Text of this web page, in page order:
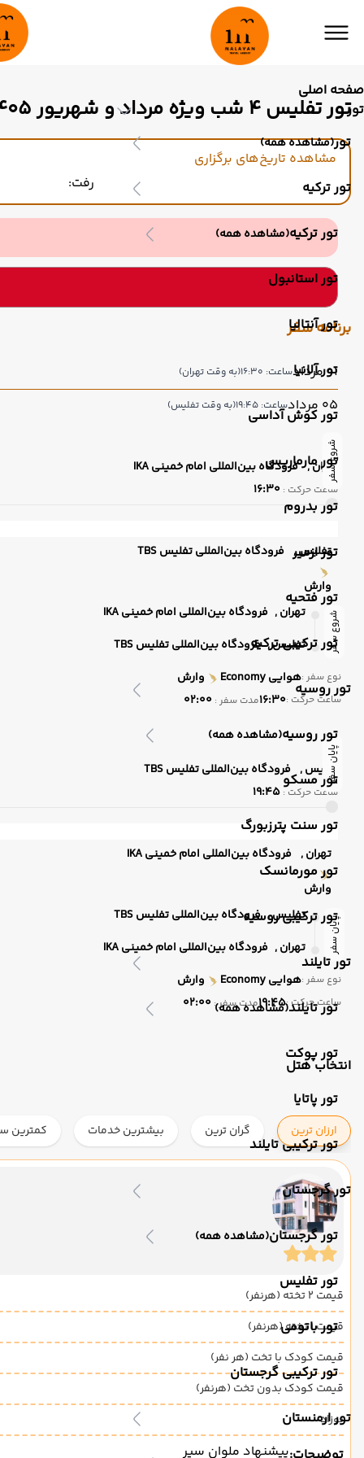
صفحه اصلی
تور
تور(مشاهده همه)
تور ترکیه
تور ترکیه(مشاهده همه)
تور استانبول
تور آنتالیا
تور آلانیا
تور کوش آداسی
تور مارماریس
تور بدروم
تور ازمیر
تور فتحیه
تور ترکیبی ترکیه
تور روسیه
تور روسیه(مشاهده همه)
تور مسکو
تور سنت پترزبورگ
تور مورمانسک
تور ترکیبی روسیه
تور تایلند
تور تایلند(مشاهده همه)
تور پوکت
تور پاتایا
تور ترکیبی تایلند
تور گرجستان
تور گرجستان(مشاهده همه)
تور تفلیس
تور باتومی
تور ترکیبی گرجستان
تور ارمنستان
تور تفلیس 4 شب ویژه مرداد و شهریور 1405
مشاهده تاریخ‌های برگزاری
رفت:
برنامه سفر
01 مرداد ساعت: 16:30 (به وقت تهران)
05 مرداد ساعت: 19:45 (به وقت تفلیس)
شروع سفر
تهران , فرودگاه بین‌المللی امام خمینی IKA
ساعت حرکت : 16:30
تفلیس , فرودگاه بین‌المللی تفلیس TBS
وارش
شروع سفر تهران , فرودگاه بین‌المللی امام خمینی IKA
تفلیس , فرودگاه بین‌المللی تفلیس TBS
نوع سفر :هوایی وارش
ساعت حرکت :16:30مدت سفر : 02:00
پایان سفرتفلیس , فرودگاه بین‌المللی تفلیس TBS
ساعت حرکت : 19:45
تهران , فرودگاه بین‌المللی امام خمینی IKA
وارش
پایان سفر تفلیس , فرودگاه بین‌المللی تفلیس TBS
تهران , فرودگاه بین‌المللی امام خمینی IKA
نوع سفر :هوایی وارش
ساعت حرکت :19:45مدت سفر : 02:00
انتخاب هتل
ارزان ترین گران ترین بیشترین خدمات کمترین
قیمت 2 تخته (هرنفر)
قیمت 1 تخته (هرنفر)
قیمت کودک با تخت (هر نفر)
قیمت کودک بدون تخت (هرنفر)
نوزاد
پیشنهاد ملوان سیر